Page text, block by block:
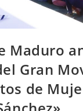
Maduro
Gran
de